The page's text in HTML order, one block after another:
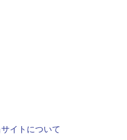
サイトについて